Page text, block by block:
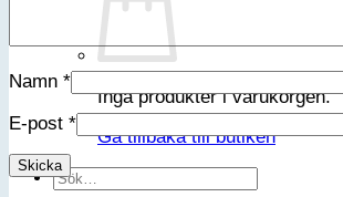
Inga produkter i varukorgen.
Gå tillbaka till butiken
Sök
Namn *
E-post *